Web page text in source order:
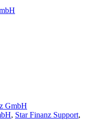
GmbH
, Star Finanz Support,